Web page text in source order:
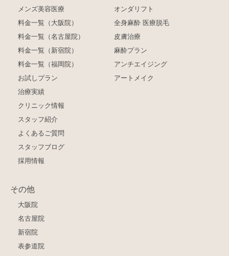
メンズ美容医療
料金一覧（大阪院）
料金一覧（名古屋院）
料金一覧（新宿院）
料金一覧（福岡院）
お試しプラン
治療実績
クリニック情報
スタッフ紹介
よくあるご質問
スタッフブログ
採用情報
オンダリフト
全身麻酔 医療脱毛
皮膚治療
麻酔プラン
アンチエイジング
アートメイク
その他
大阪院
名古屋院
新宿院
表参道院